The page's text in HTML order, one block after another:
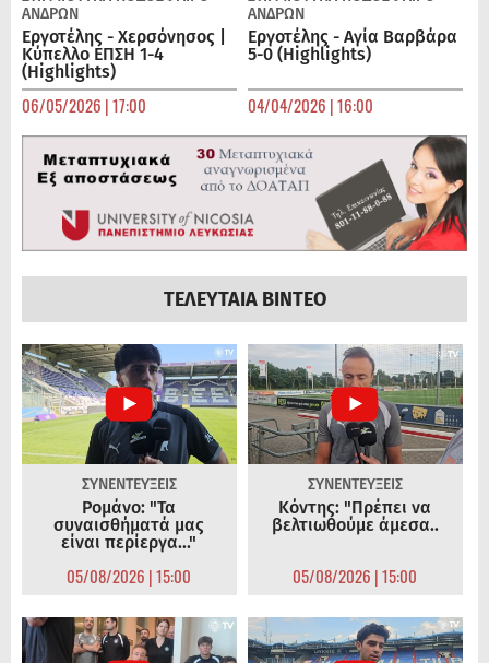
ΑΝΔΡΏΝ
Εργοτέλης - Χερσόνησος |
Κύπελλο ΕΠΣΗ 1-4
(Highlights)
06/05/2026 | 17:00
ΑΝΔΡΏΝ
Εργοτέλης - Αγία Βαρβάρα
5-0 (Highlights)
04/04/2026 | 16:00
ΤΕΛΕΥΤΑΙΑ ΒΙΝΤΕΟ
ΣΥΝΕΝΤΕΥΞΕΙΣ
Ρομάνο: "Τα
συναισθήματά μας
είναι περίεργα..."
05/08/2026 | 15:00
ΣΥΝΕΝΤΕΥΞΕΙΣ
Κόντης: "Πρέπει να
βελτιωθούμε άμεσα..
05/08/2026 | 15:00